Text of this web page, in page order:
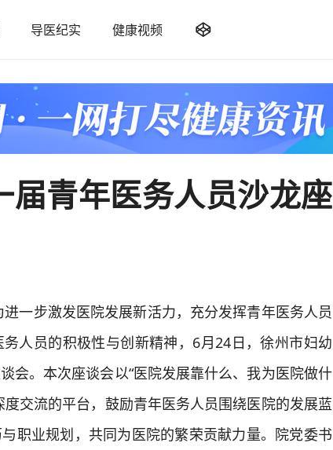
导医纪实 健康视频 
青年医务人员沙龙座
进一步激发医院发展新活力，充分发挥青年医务人员
人员的积极性与创新精神，6月24日，徐州市妇幼
会。本次座谈会以“医院发展靠什么、我为医院做什
交流的平台，鼓励青年医务人员围绕医院的发展蓝
职业规划，共同为医院的繁荣贡献力量。院党委书